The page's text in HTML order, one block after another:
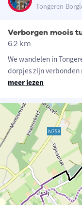
Tongeren-
Verborgen moois
6.2 km
We wandelen in
dorpjes zijn verbonden
meer lezen